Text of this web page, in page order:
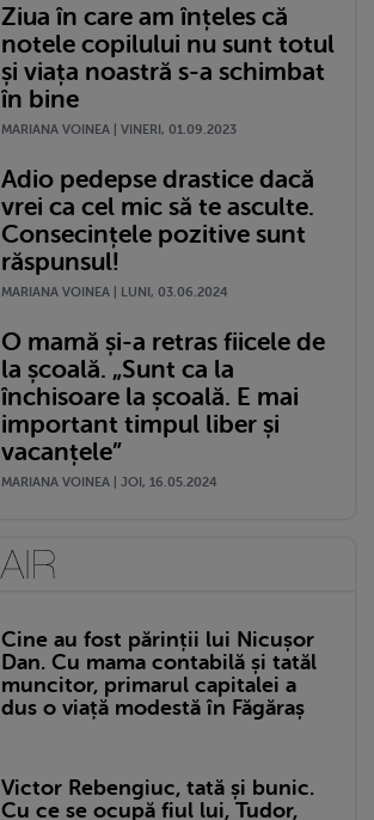
Ziua în care am înțeles că
notele copilului nu sunt totul
și viața noastră s-a schimbat
în bine
MARIANA VOINEA | VINERI, 01.09.2023
Adio pedepse drastice dacă
vrei ca cel mic să te asculte.
Consecințele pozitive sunt
răspunsul!
MARIANA VOINEA | LUNI, 03.06.2024
O mamă și-a retras fiicele de
la școală. „Sunt ca la
închisoare la școală. E mai
important timpul liber și
vacanțele”
MARIANA VOINEA | JOI, 16.05.2024
Cine au fost părinții lui Nicușor
Dan. Cu mama contabilă și tatăl
muncitor, primarul capitalei a
dus o viață modestă în Făgăraș
Victor Rebengiuc, tată și bunic.
Cu ce se ocupă fiul lui, Tudor,